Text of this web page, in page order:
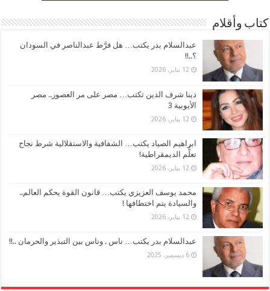
كتاب وأقلام
عبدالسلام بدر يكتب… هل فرَّط عبدالناصر في السودان
؟..!!
12 يناير، 2026
دينا شرف الدين تكتب… مصر على مر العصور.. مصر
الأيوبية 3
12 يناير، 2026
ابراهيم الصياد يكتب… الشفافية والاستقلالية شرط نجاح
تعلُّم الديمقراطية!
12 يناير، 2026
محمد يوسف العزيزي يكتب… قانون القوة يحكم العالم..
والسيادة يتم اختطافها !
12 يناير، 2026
عبدالسلام بدر يكتب… ناس . وناس بين التبذير والحرمان ..!!
6 ديسمبر، 2025